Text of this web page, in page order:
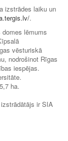
izstrādes laiku un
.
lēmums
vēsturiskā
nodrošinot Rīgas
iespējas.
ha.
ir SIA